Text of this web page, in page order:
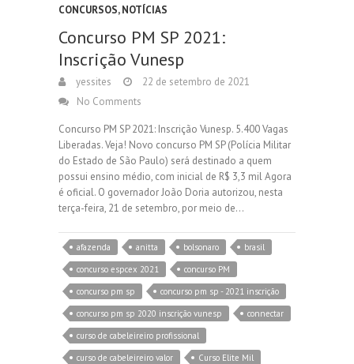
CONCURSOS,NOTÍCIAS
Concurso PM SP 2021:
Inscrição Vunesp
yessites
22 de setembro de 2021
No Comments
Concurso PM SP 2021: Inscrição Vunesp. 5.400 Vagas
Liberadas. Veja! Novo concurso PM SP (Polícia Militar
do Estado de São Paulo) será destinado a quem
possui ensino médio, com inicial de R$ 3,3 mil Agora
é oficial. O governador João Doria autorizou, nesta
terça-feira, 21 de setembro, por meio de…
afazenda anitta bolsonaro
brasil
concurso espcex 2021
concurso PM
concurso pm sp
concurso pm sp - 2021 inscrição
concurso pm sp 2020 inscrição vunesp
connectar
curso de cabeleireiro profissional
curso de cabeleireiro valor
Curso Elite Mil